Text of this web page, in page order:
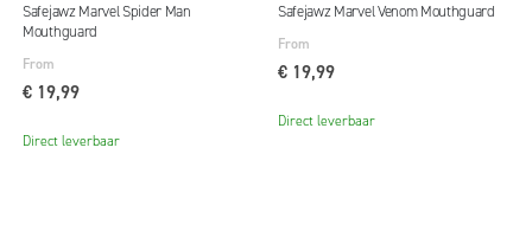
Safejawz Marvel Spider Man
Mouthguard
From
€ 19,99
Direct leverbaar
Safejawz Marvel Venom Mouthguard
From
€ 19,99
Direct leverbaar